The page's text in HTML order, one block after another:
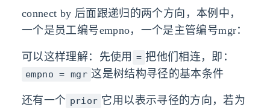
connect by 后面跟递归的两个方向，本例中，
一个是员工编号empno，一个是主管编号mgr：
可以这样理解：先使用 = 把他们相连，即：
empno = mgr 这是树结构寻径的基本条件
还有一个 prior 它用以表示寻径的方向，若为